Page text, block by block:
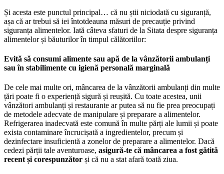
Și acesta este punctul principal… că nu știi niciodată cu siguranță,
așa că ar trebui să iei întotdeauna măsuri de precauție privind
siguranța alimentelor. Iată câteva sfaturi de la Sitata despre siguranța
alimentelor și băuturilor în timpul călătoriilor:
Evită să consumi alimente sau apă de la vânzătorii ambulanți
sau în stabilimente cu igienă personală marginală
De cele mai multe ori, mâncarea de la vânzătorii ambulanți din multe
țări poate fi o experiență sigură și reușită. Cu toate acestea, unii
vânzători ambulanți și restaurante ar putea să nu fie prea preocupați
de metodele adecvate de manipulare și preparare a alimentelor.
Refrigerarea inadecvată este comună în multe părți ale lumii și poate
exista contaminare încrucișată a ingredientelor, precum și
dezinfectare insuficientă a zonelor de preparare a alimentelor. Dacă
cedezi părții tale aventuroase, asigură-te că mâncarea a fost gătită
recent și corespunzător și că nu a stat afară toată ziua.